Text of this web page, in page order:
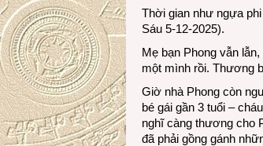
Thời gian như ngựa
Sáu 5-12-2025).
Mẹ bạn Phong vẫn
một mình rồi. Thương
Giờ nhà Phong còn
bé gái gần 3 tuổi –
nghĩ càng thương cho
đã phải gồng gánh